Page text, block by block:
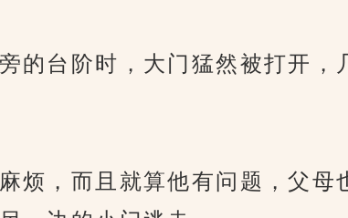
台阶时，大门猛然被打开，
，而且就算他有问题，父母